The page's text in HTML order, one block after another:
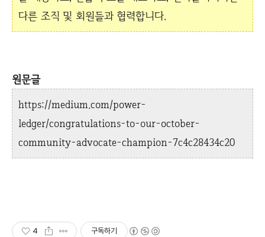
다른 조직 및 회원들과 협력합니다.
원문글
https://medium.com/power-
ledger/congratulations-to-our-october-
community-advocate-champion-7c4c28434c20
4 구독하기